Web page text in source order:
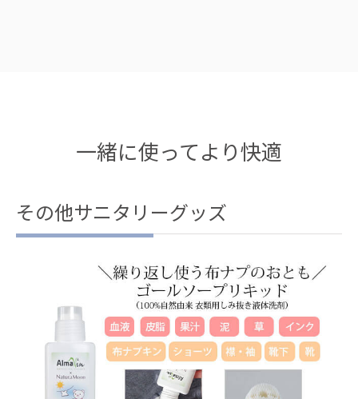
一緒に使ってより快適
その他サニタリーグッズ